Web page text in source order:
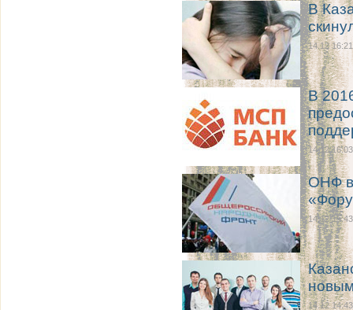
В
14.12 16:21
В
14.12 16:03
ОНФ в
14.12 15:43
14.12 14:43